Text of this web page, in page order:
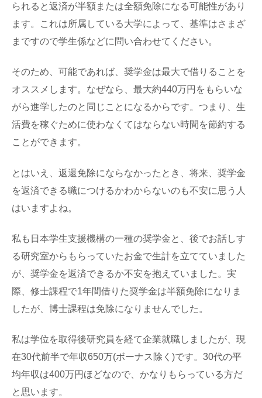
られると返済が半額または全額免除になる可能性があり
ます。これは所属している大学によって、基準はさまざ
まですので学生係などに問い合わせてください。
そのため、可能であれば、奨学金は最大で借りることを
オススメします。なぜなら、最大約440万円をもらいな
がら進学したのと同じことになるからです。つまり、生
活費を稼ぐために使わなくてはならない時間を節約する
ことができます。
とはいえ、返還免除にならなかったとき、将来、奨学金
を返済できる職につけるかわからないのも不安に思う人
はいますよね。
私も日本学生支援機構の一種の奨学金と、後でお話しす
る研究室からもらっていたお金で生計を立てていました
が、奨学金を返済できるか不安を抱えていました。実
際、修士課程で1年間借りた奨学金は半額免除になりま
したが、博士課程は免除になりませんでした。
私は学位を取得後研究員を経て企業就職しましたが、現
在30代前半で年収650万(ボーナス除く)です。30代の平
均年収は400万円ほどなので、かなりもらっている方だ
と思います。